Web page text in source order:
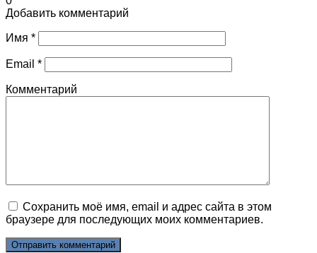
Добавить комментарий
Имя *
Email *
Комментарий
Сохранить моё имя, email и адрес сайта в этом
браузере для последующих моих комментариев.